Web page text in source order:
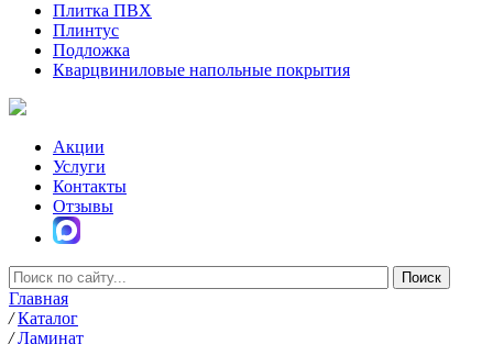
Плитка ПВХ
Плинтус
Подложка
Кварцвиниловые напольные покрытия
Акции
Услуги
Контакты
Отзывы
Главная
/ Каталог
/ Ламинат